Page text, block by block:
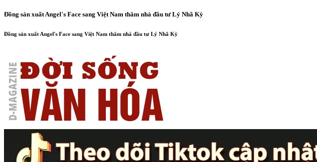
Đồng sản xuất Angel's Face sang Việt Nam thăm nhà đầu tư Lý Nhã Kỳ
Đồng sản xuất Angel's Face sang Việt Nam thăm nhà đầu tư Lý Nhã Kỳ